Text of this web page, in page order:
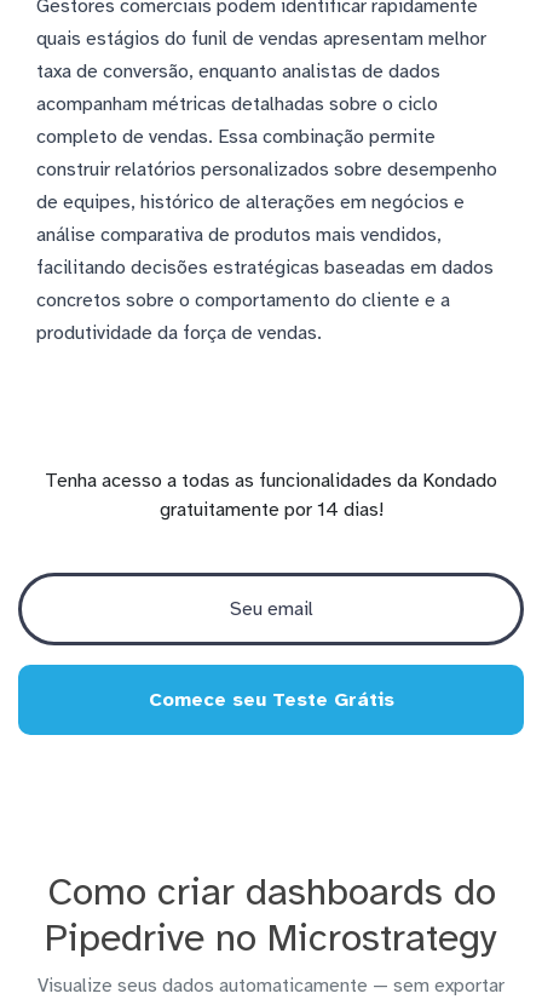
Gestores comerciais podem identificar rapidamente
quais estágios do funil de vendas apresentam melhor
taxa de conversão, enquanto analistas de dados
acompanham métricas detalhadas sobre o ciclo
completo de vendas. Essa combinação permite
construir relatórios personalizados sobre desempenho
de equipes, histórico de alterações em negócios e
análise comparativa de produtos mais vendidos,
facilitando decisões estratégicas baseadas em dados
concretos sobre o comportamento do cliente e a
produtividade da força de vendas.
Tenha acesso a todas as funcionalidades da Kondado
gratuitamente por 14 dias!
Comece seu Teste Grátis
Como criar dashboards do
Pipedrive no Microstrategy
Visualize seus dados automaticamente — sem exportar